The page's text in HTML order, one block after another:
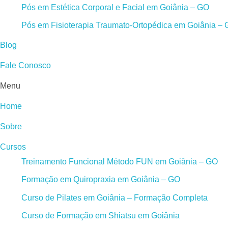
Pós em Estética Corporal e Facial em Goiânia – GO
Pós em Fisioterapia Traumato-Ortopédica em Goiânia –
Blog
Fale Conosco
Menu
Home
Sobre
Cursos
Treinamento Funcional Método FUN em Goiânia – GO
Formação em Quiropraxia em Goiânia – GO
Curso de Pilates em Goiânia – Formação Completa
Curso de Formação em Shiatsu em Goiânia